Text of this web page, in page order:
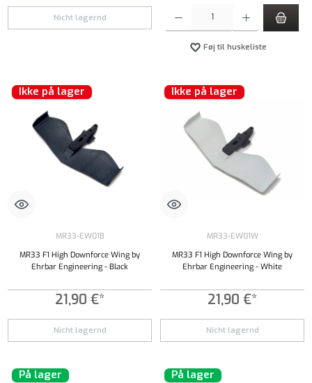
Nicht lagernd
Føj til huskeliste
Ikke på lager
MR33-EW01B
MR33 F1 High Downforce Wing by
Ehrbar Engineering - Black
21,90 €*
Nicht lagernd
Ikke på lager
MR33-EW01W
MR33 F1 High Downforce Wing by
Ehrbar Engineering - White
21,90 €*
Nicht lagernd
På lager På lager